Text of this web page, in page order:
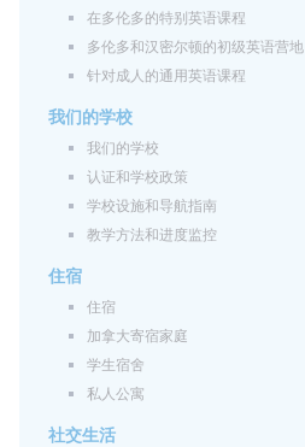
在多伦多的特别英语课程
多伦多和汉密尔顿的初级英语营地
针对成人的通用英语课程
我们的学校
我们的学校
认证和学校政策
学校设施和导航指南
教学方法和进度监控
住宿
住宿
加拿大寄宿家庭
学生宿舍
私人公寓
社交生活